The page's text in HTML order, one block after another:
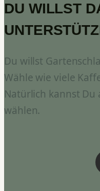
DU WILLST
Du willst
Wähle wie viele
Natürlich kannst
wählen.